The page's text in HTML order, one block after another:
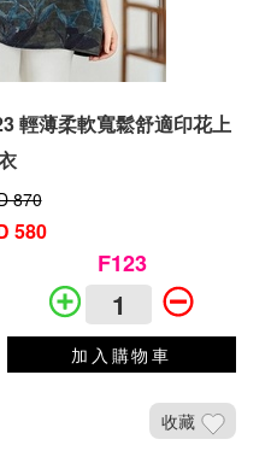
輕薄柔軟寬鬆舒適印花上
870
580
F123
加入購物車
收藏